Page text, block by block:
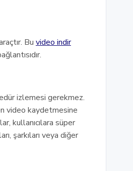
Bu video indir
izlemesi gerekmez.
video kaydetmesine
kullanıcılara süper
şarkıları veya diğer